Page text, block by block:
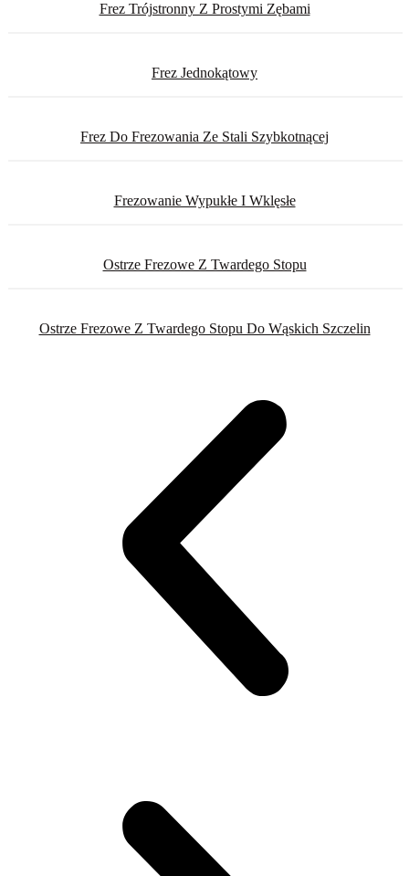
Frez Trójstronny Z Prostymi Zębami
Frez Jednokątowy
Frez Do Frezowania Ze Stali Szybkotnącej
Frezowanie Wypukłe I Wklęsłe
Ostrze Frezowe Z Twardego Stopu
Ostrze Frezowe Z Twardego Stopu Do Wąskich Szczelin